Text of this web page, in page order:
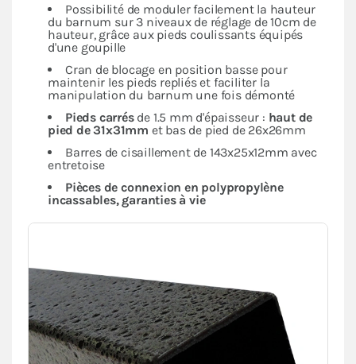
Possibilité de moduler facilement la hauteur
du barnum sur 3 niveaux de réglage de 10cm de
hauteur, grâce aux pieds coulissants équipés
d'une goupille
Cran de blocage en position basse pour
maintenir les pieds repliés et faciliter la
manipulation du barnum une fois démonté
Pieds carrésde 1.5 mm d'épaisseur : haut de
pied de 31x31mm et bas de pied de 26x26mm
Barres de cisaillement de 143x25x12mm avec
entretoise
Pièces de connexion en polypropylène
incassables, garanties à vie